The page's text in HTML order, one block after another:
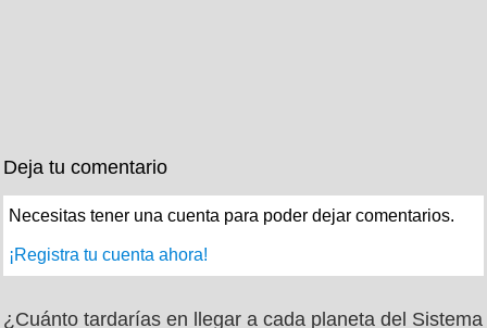
Deja tu comentario
Necesitas tener una cuenta para poder dejar comentarios.
¡Registra tu cuenta ahora!
¿Cuánto tardarías en llegar a cada planeta del Sistema